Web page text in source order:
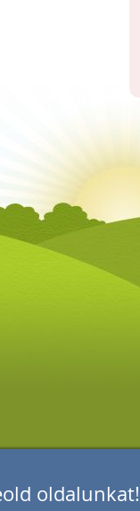
oldalunkat!